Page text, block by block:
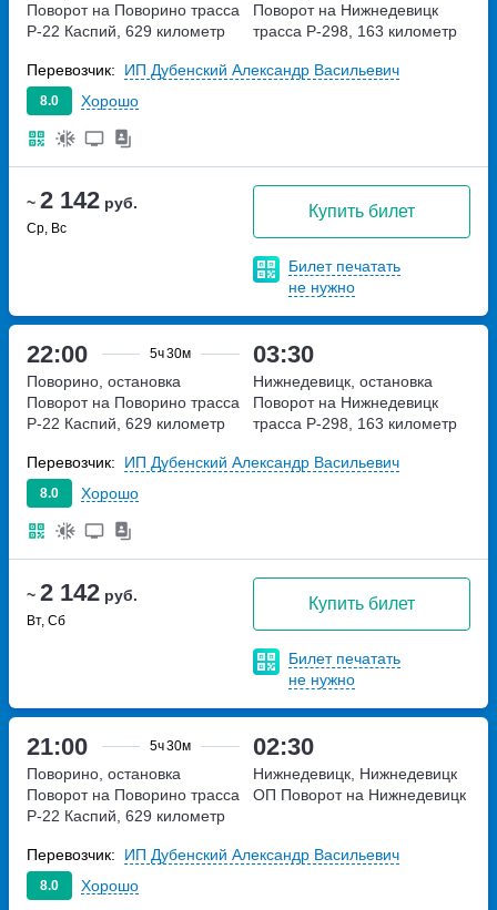
~ 2 142 руб.
Ср, Вс
Купить билет
Билет печатать
не нужно
Поворот на Поворино трасса
Р-22 Каспий, 629 километр
Поворот на Нижнедевицк
трасса Р-298, 163 километр
8.0 Хорошо
Перевозчик: ИП Дубенский Александр Васильевич
22:00 5ч30м 03:30
~ 2 142 руб.
Вт, Сб
Купить билет
Билет печатать
не нужно
Поворино, остановка
Поворот на Поворино трасса
Р-22 Каспий, 629 километр
Нижнедевицк, остановка
Поворот на Нижнедевицк
трасса Р-298, 163 километр
8.0 Хорошо
Перевозчик: ИП Дубенский Александр Васильевич
21:00 5ч30м 02:30
Поворино, остановка
Поворот на Поворино трасса
Р-22 Каспий, 629 километр
Нижнедевицк, Нижнедевицк
ОП Поворот на Нижнедевицк
8.0 Хорошо
Перевозчик: ИП Дубенский Александр Васильевич